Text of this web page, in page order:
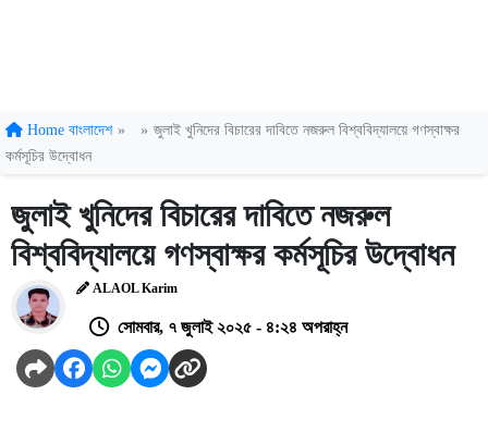
Home বাংলাদেশ » » জুলাই খুনিদের বিচারের দাবিতে নজরুল বিশ্ববিদ্যালয়ে গণস্বাক্ষর
কর্মসূচির উদ্বোধন
জুলাই খুনিদের বিচারের দাবিতে নজরুল
বিশ্ববিদ্যালয়ে গণস্বাক্ষর কর্মসূচির উদ্বোধন
ALAOL Karim
সোমবার, ৭ জুলাই ২০২৫ - ৪:২৪ অপরাহ্ন